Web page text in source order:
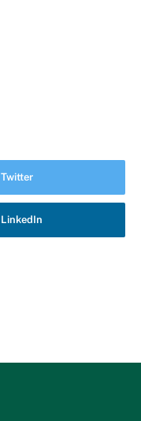
Twitter
LinkedIn